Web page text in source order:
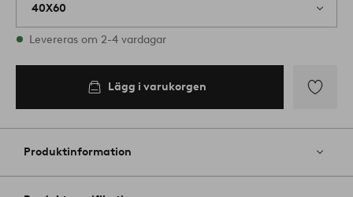
40X60
I lager
Levereras om 2-4 vardagar
Lägg i varukorgen
till
favoriter
Produktinformation